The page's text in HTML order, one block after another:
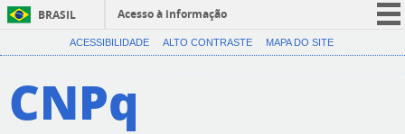
BRASIL
Acesso à informação
CORONAVÍRUS (COVID-19)
ACESSIBILIDADE ALTO CONTRASTE MAPA DO SITE
CNPq